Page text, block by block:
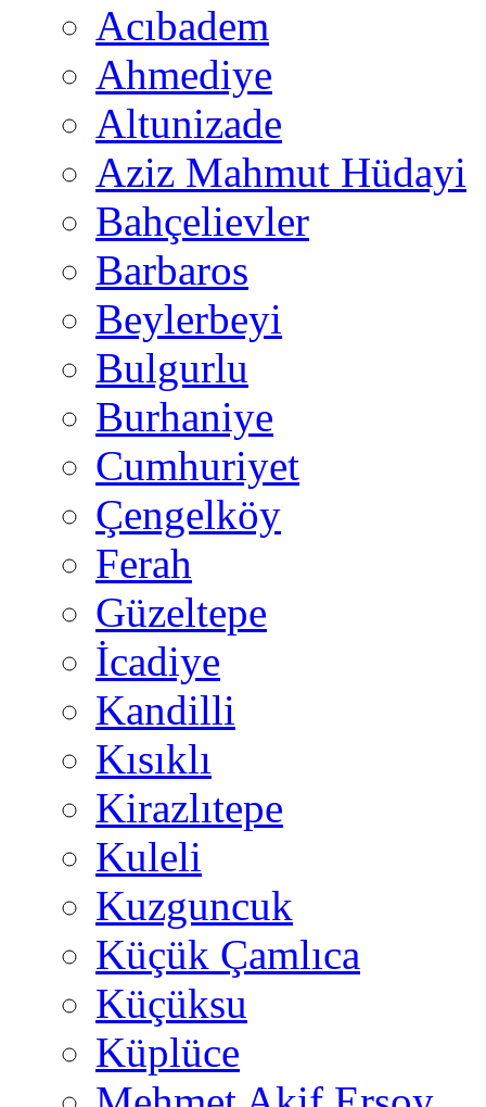
Acıbadem
Ahmediye
Altunizade
Aziz Mahmut Hüdayi
Bahçelievler
Barbaros
Beylerbeyi
Bulgurlu
Burhaniye
Cumhuriyet
Çengelköy
Ferah
Güzeltepe
İcadiye
Kandilli
Kısıklı
Kirazlıtepe
Kuleli
Kuzguncuk
Küçük Çamlıca
Küçüksu
Küplüce